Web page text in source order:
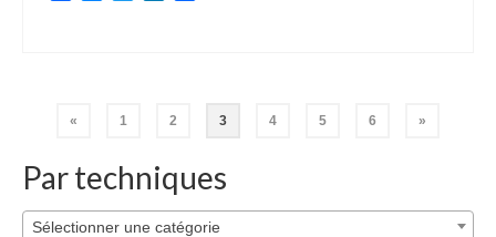
Pagination
des
publications
« 1 2 3 4 5 6 »
Par techniques
Sélectionner une catégorie